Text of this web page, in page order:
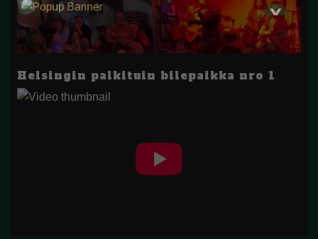
Helsingin palkituin bilepaikka nro 1